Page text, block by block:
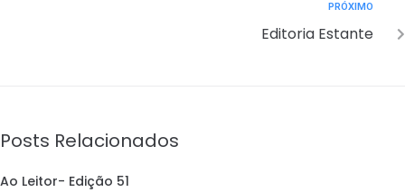
PRÓXIMO
Editoria Estante
Posts Relacionados
Ao Leitor- Edição 51